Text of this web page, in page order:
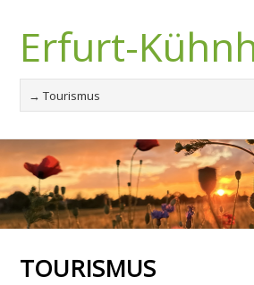
Erfurt-
TOURISMUS